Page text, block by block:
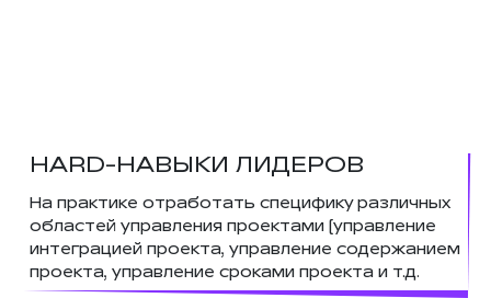
HARD-НАВЫКИ ЛИДЕРОВ
На практике отработать специфику различных
областей управления проектами (управление
интеграцией проекта, управление содержанием
проекта, управление сроками проекта и т.д.